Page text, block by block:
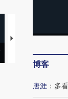
【推广】走进第四届
博客
唐涯 ： 多